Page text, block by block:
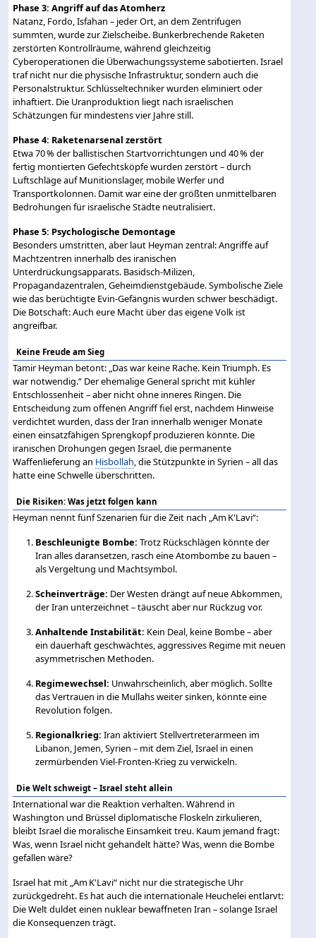
Phase 3: Angriff auf das Atomherz
Natanz, Fordo, Isfahan – jeder Ort, an dem Zentrifugen
summten, wurde zur Zielscheibe. Bunkerbrechende Raketen
zerstörten Kontrollräume, während gleichzeitig
Cyberoperationen die Überwachungssysteme sabotierten. Israel
traf nicht nur die physische Infrastruktur, sondern auch die
Personalstruktur. Schlüsseltechniker wurden eliminiert oder
inhaftiert. Die Uranproduktion liegt nach israelischen
Schätzungen für mindestens vier Jahre still.
Phase 4: Raketenarsenal zerstört
Etwa 70 % der ballistischen Startvorrichtungen und 40 % der
fertig montierten Gefechtsköpfe wurden zerstört – durch
Luftschläge auf Munitionslager, mobile Werfer und
Transportkolonnen. Damit war eine der größten unmittelbaren
Bedrohungen für israelische Städte neutralisiert.
Phase 5: Psychologische Demontage
Besonders umstritten, aber laut Heyman zentral: Angriffe auf
Machtzentren innerhalb des iranischen
Unterdrückungsapparats. Basidsch-Milizen,
Propagandazentralen, Geheimdienstgebäude. Symbolische Ziele
wie das berüchtigte Evin-Gefängnis wurden schwer beschädigt.
Die Botschaft: Auch eure Macht über das eigene Volk ist
angreifbar.
Keine Freude am Sieg
Tamir Heyman betont: „Das war keine Rache. Kein Triumph. Es
war notwendig.“ Der ehemalige General spricht mit kühler
Entschlossenheit – aber nicht ohne inneres Ringen. Die
Entscheidung zum offenen Angriff fiel erst, nachdem Hinweise
verdichtet wurden, dass der Iran innerhalb weniger Monate
einen einsatzfähigen Sprengkopf produzieren könnte. Die
iranischen Drohungen gegen Israel, die permanente
Waffenlieferung an Hisbollah, die Stützpunkte in Syrien – all das
hatte eine Schwelle überschritten.
Die Risiken: Was jetzt folgen kann
Heyman nennt fünf Szenarien für die Zeit nach „Am K'Lavi“:
Beschleunigte Bombe: Trotz Rückschlägen könnte der
Iran alles daransetzen, rasch eine Atombombe zu bauen –
als Vergeltung und Machtsymbol.
Scheinverträge: Der Westen drängt auf neue Abkommen,
der Iran unterzeichnet – täuscht aber nur Rückzug vor.
Anhaltende Instabilität: Kein Deal, keine Bombe – aber
ein dauerhaft geschwächtes, aggressives Regime mit neuen
asymmetrischen Methoden.
Regimewechsel: Unwahrscheinlich, aber möglich. Sollte
das Vertrauen in die Mullahs weiter sinken, könnte eine
Revolution folgen.
Regionalkrieg: Iran aktiviert Stellvertreterarmeen im
Libanon, Jemen, Syrien – mit dem Ziel, Israel in einen
zermürbenden Viel-Fronten-Krieg zu verwickeln.
Die Welt schweigt – Israel steht allein
International war die Reaktion verhalten. Während in
Washington und Brüssel diplomatische Floskeln zirkulieren,
bleibt Israel die moralische Einsamkeit treu. Kaum jemand fragt:
Was, wenn Israel nicht gehandelt hätte? Was, wenn die Bombe
gefallen wäre?
Israel hat mit „Am K'Lavi“ nicht nur die strategische Uhr
zurückgedreht. Es hat auch die internationale Heuchelei entlarvt:
Die Welt duldet einen nuklear bewaffneten Iran – solange Israel
die Konsequenzen trägt.